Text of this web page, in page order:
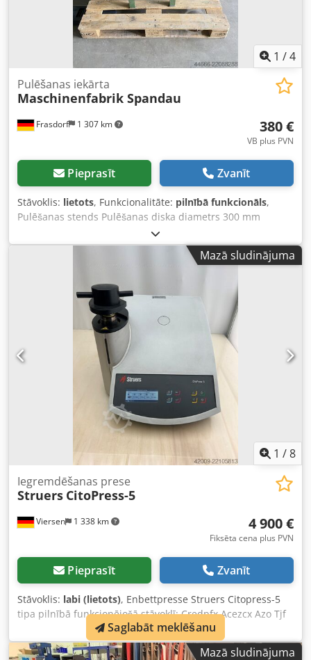
1 /4
Frasdorf 1 307 km
Pulēšanas iekārta
Maschinenfabrik Spandau
380 €
VB plus PVN
Pieprasīt Zvanīt
Stāvoklis: lietots, Funkcionalitāte: pilnībā funkcionāls,
Pulēšanas stends Pulēšanas diska diametrs 300 mm
Crsdszccxajpfx Ac Tef Platums 40 mm
Mazā sludinājuma
1 /8
Viersen 1 338 km
Iegremdēšanas prese
Struers CitoPress-5
4 900 €
Fiksēta cena plus PVN
Pieprasīt Zvanīt
Stāvoklis: labi (lietots), Enbettpresse Struers Citopress-5
tipa pilnībā funkcionējošā stāvoklī: Credpfx Acezcx Azo Tjf
Ieliešanas vienības: 50 mm Ieliešanas vienības (pēc
izvēles): 25, 30, 40 mm (1,25; 1,5 collas) Kompresija: 50–350
Mazā sludinājuma
Saglabāt meklēšanu